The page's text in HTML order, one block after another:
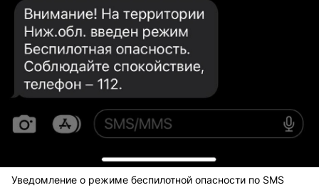
Уведомление о режиме беспилотной опасности по SMS